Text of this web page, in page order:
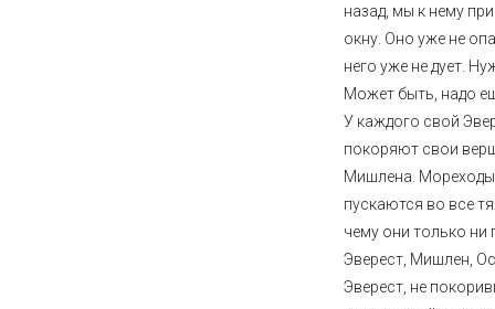
назад, мы к нему
окну. Оно уже не
него уже не дует.
Может быть, надо
У каждого свой
покоряют свои
Мишлена. Мореходы
пускаются во все
чему они только ни
Эверест, Мишлен,
Эверест, не